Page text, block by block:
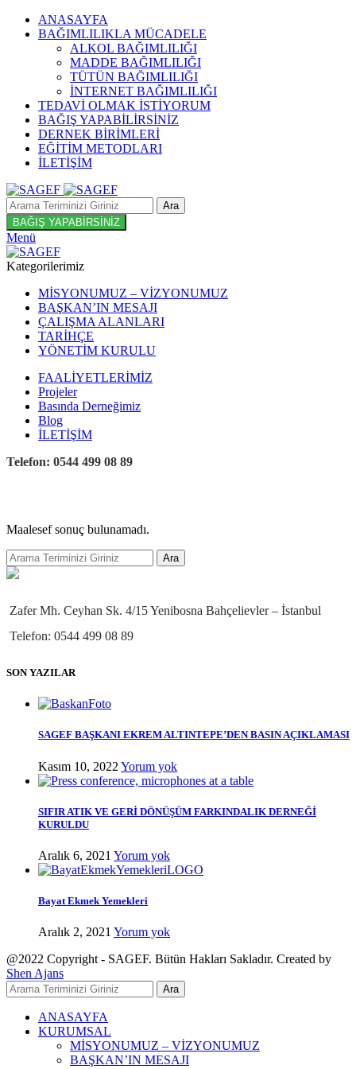
ANASAYFA
BAĞIMLILIKLA MÜCADELE
ALKOL BAĞIMLILIĞI
MADDE BAĞIMLILIĞI
TÜTÜN BAĞIMLILIĞI
İNTERNET BAĞIMLILIĞI
TEDAVİ OLMAK İSTİYORUM
BAĞIŞ YAPABİLİRSİNİZ
DERNEK BİRİMLERİ
EĞİTİM METODLARI
İLETİŞİM
Ara
BAĞIŞ YAPABİRSİNİZ
Menü
Kategorilerimiz
MİSYONUMUZ – VİZYONUMUZ
BAŞKAN’IN MESAJI
ÇALIŞMA ALANLARI
TARİHÇE
YÖNETİM KURULU
FAALİYETLERİMİZ
Projeler
Basında Derneğimiz
Blog
İLETİŞİM
Telefon: 0544 499 08 89
Maalesef sonuç bulunamadı.
Ara
Zafer Mh. Ceyhan Sk. 4/15 Yenibosna Bahçelievler – İstanbul
Telefon: 0544 499 08 89
SON YAZILAR
SAGEF BAŞKANI EKREM ALTINTEPE’DEN BASIN AÇIKLAMASI
Kasım 10, 2022 Yorum yok
SIFIR ATIK VE GERİ DÖNÜŞÜM FARKINDALIK DERNEĞİ
KURULDU
Aralık 6, 2021 Yorum yok
Bayat Ekmek Yemekleri
Aralık 2, 2021 Yorum yok
@2022 Copyright - SAGEF. Bütün Hakları Sakladır. Created by
Shen Ajans
Ara
ANASAYFA
KURUMSAL
MİSYONUMUZ – VİZYONUMUZ
BAŞKAN’IN MESAJI